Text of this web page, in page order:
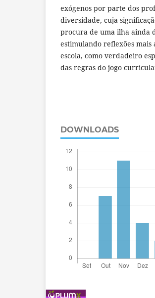
exógenos por parte dos
diversidade, cuja
procura de uma ilha ainda
estimulando reflexões
escola, como verdadeiro
das regras do jogo
DOWNLOADS